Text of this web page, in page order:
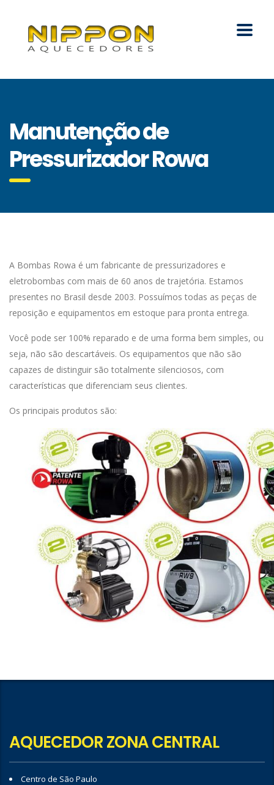
Manutenção de
Pressurizador Rowa
A Bombas Rowa é um fabricante de pressurizadores e
eletrobombas com mais de 60 anos de trajetória. Estamos
presentes no Brasil desde 2003. Possuímos todas as peças de
reposição e equipamentos em estoque para pronta entrega.
Você pode ser 100% reparado e de uma forma bem simples, ou
seja, não são descartáveis. Os equipamentos que não são
capazes de distinguir são totalmente silenciosos, com
características que diferenciam seus clientes.
Os principais produtos são:
AQUECEDOR ZONA CENTRAL
Centro de São Paulo